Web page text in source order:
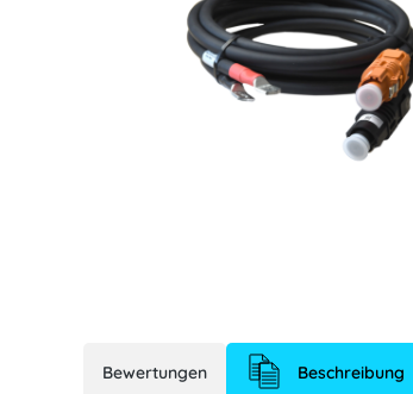
Bewertungen Beschreibung